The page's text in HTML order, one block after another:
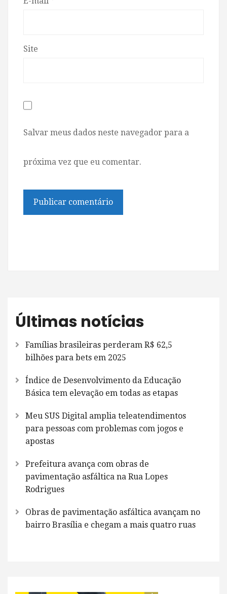
Site
Salvar meus dados neste navegador para a
próxima vez que eu comentar.
Últimas notícias
Famílias brasileiras perderam R$ 62,5
bilhões para bets em 2025
Índice de Desenvolvimento da Educação
Básica tem elevação em todas as etapas
Meu SUS Digital amplia teleatendimentos
para pessoas com problemas com jogos e
apostas
Prefeitura avança com obras de
pavimentação asfáltica na Rua Lopes
Rodrigues
Obras de pavimentação asfáltica avançam no
bairro Brasília e chegam a mais quatro ruas